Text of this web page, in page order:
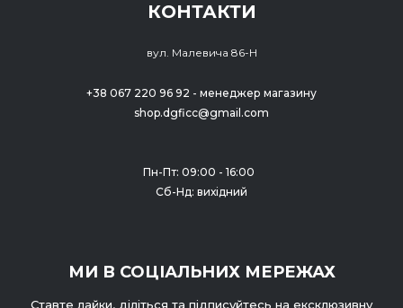
КОНТАКТИ
вул. Малевича 86-Н
+38 067 220 96 92 - менеджер магазину
shop.dgficc@gmail.com
Пн-Пт: 09:00 - 16:00
Сб-Нд: вихідний
МИ В СОЦІАЛЬНИХ МЕРЕЖАХ
Ставте лайки, діліться та підписуйтесь на ексклюзивну